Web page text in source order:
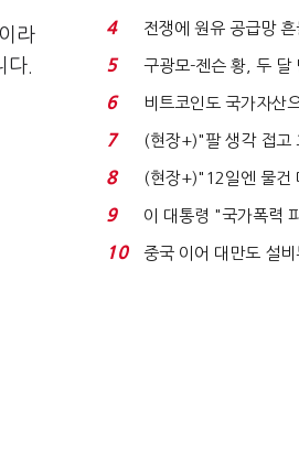
라
다.
발윳값 1909원...
4
전쟁에 원유 공급망
에너지안보 핵심...
5
구광모-젠슨 황, 두 달
로봇·AI 등 논...
6
비트코인도 국가자산
처분' 기준은 ...
7
(현장+)"팔 생각 접고
요"…'덜 똘똘한 한
8
(현장+)"12일엔 물건
빈 매대 채우며 문 연
9
이 대통령 "국가폭력
적극적 조사로 진...
10
중국 이어 대만도 설